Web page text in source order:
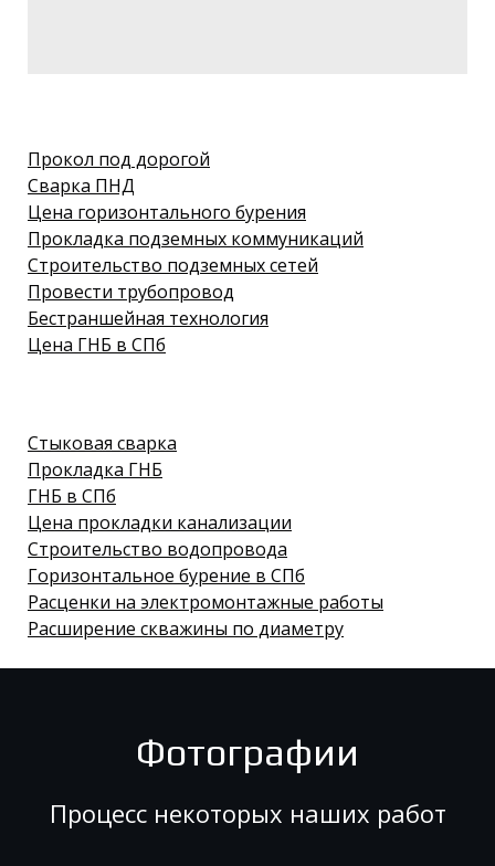
Прокол под дорогой
Сварка ПНД
Цена горизонтального бурения
Прокладка подземных коммуникаций
Строительство подземных сетей
Провести трубопровод
Бестраншейная технология
Цена ГНБ в СПб
Стыковая сварка
Прокладка ГНБ
ГНБ в СПб
Цена прокладки канализации
Строительство водопровода
Горизонтальное бурение в СПб
Расценки на электромонтажные работы
Расширение скважины по диаметру
Фотографии
Процесс некоторых наших работ